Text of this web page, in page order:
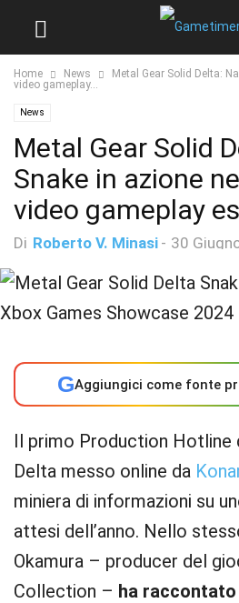
Home News
Metal Gear Solid Delta:
video gameplay...
News
Metal Gear Solid
Snake in azione
video gameplay
Di Roberto V. Minasi - 30
GAggiungici come fonte
Il primo Production Hotline
Delta messo online da
miniera di informazioni su
attesi dell’anno. Nello
Okamura – producer del
Collection – ha raccontato